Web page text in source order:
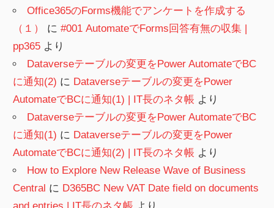
Office365のForms機能でアンケートを作成する
（１）
に#001 AutomateでForms回答有無の収集 |
pp365 より
Dataverseテーブルの変更をPower AutomateでBC
に通知(2) に Dataverseテーブルの変更をPower
AutomateでBCに通知(1) | IT長のネタ帳 より
Dataverseテーブルの変更をPower AutomateでBC
に通知(1) に Dataverseテーブルの変更をPower
AutomateでBCに通知(2) | IT長のネタ帳 より
How to Explore New Release Wave of Business
Central に D365BC New VAT Date field on documents